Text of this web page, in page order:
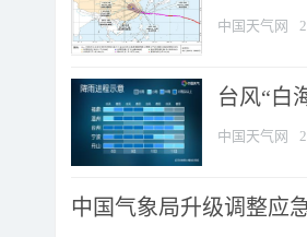
中国天气网
台风“白
中国天气网
中国气象局升级调整应